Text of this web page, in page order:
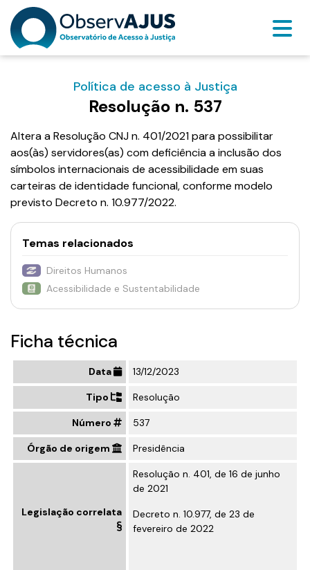
Política de acesso à Justiça
Resolução n. 537
Altera a Resolução CNJ n. 401/2021 para possibilitar
aos(às) servidores(as) com deficiência a inclusão dos
símbolos internacionais de acessibilidade em suas
carteiras de identidade funcional, conforme modelo
previsto Decreto n. 10.977/2022.
Temas relacionados
Direitos Humanos
Acessibilidade e Sustentabilidade
Ficha técnica
Data 13/12/2023
Tipo Resolução
Número 537
Órgão de origem Presidência
Legislação correlata
Resolução n. 401, de 16 de junho
de 2021
Decreto n. 10.977, de 23 de
fevereiro de 2022